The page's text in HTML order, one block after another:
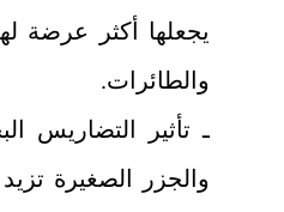
يجعلها أكثر عرضة
والطائرات.
ـ تأثير التضاريس
والجزر الصغيرة